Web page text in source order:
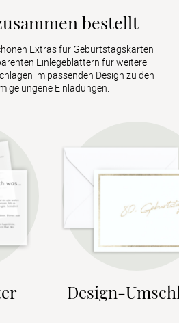
bestellt
Extras für Geburtstagskarten
Einlegeblättern für weitere
im passenden Design zu den
gelungene Einladungen.
Design-